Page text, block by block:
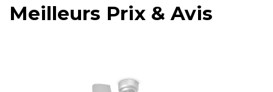
Meilleurs Prix & Avis